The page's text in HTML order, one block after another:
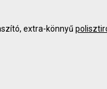
extra-könnyű